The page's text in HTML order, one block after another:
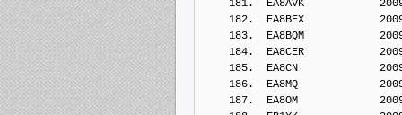
181.  EA8AVK
182.  EA8BEX
183.  EA8BQM
184.  EA8CER
185.  EA8CN
186.  EA8MQ
187.  EA8OM